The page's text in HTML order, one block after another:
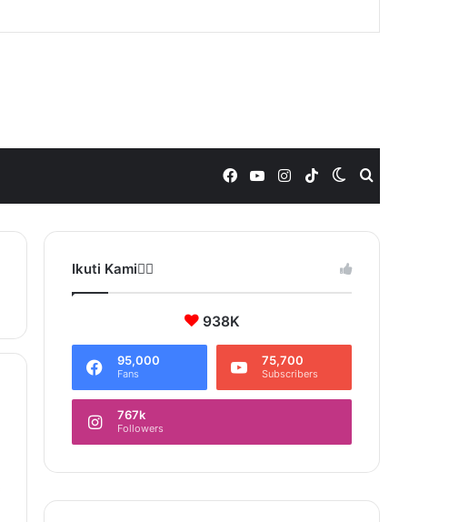
Switch
skin
TikTok
Instagram
YouTube
Facebook
Ikuti Kami❤️‍🔥
938K
95,000
Fans
75,700
Subscribers
767k
Followers